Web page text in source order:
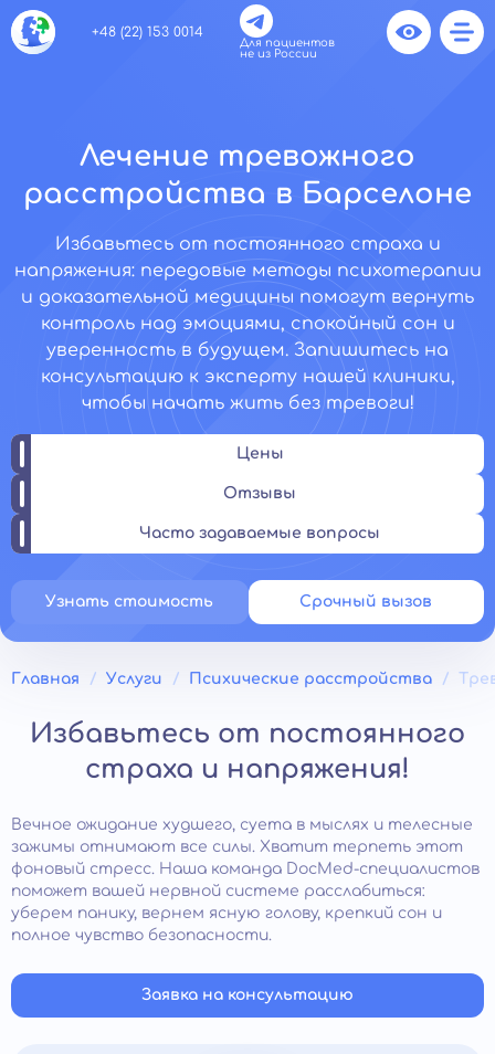
+48 (22) 153 0014
Для пациентов
не из России
Лечение тревожного
расстройства в Барселоне
Избавьтесь от постоянного страха и
напряжения: передовые методы психотерапии
и доказательной медицины помогут вернуть
контроль над эмоциями, спокойный сон и
уверенность в будущем. Запишитесь на
консультацию к эксперту нашей клиники,
чтобы начать жить без тревоги!
Цены
Отзывы
Часто задаваемые вопросы
Узнать стоимость Срочный вызов
Главная Услуги Психические расстройства
Избавьтесь от постоянного
страха и напряжения!
Вечное ожидание худшего, суета в мыслях и телесные
зажимы отнимают все силы. Хватит терпеть этот
фоновый стресс. Наша команда DocMed-специалистов
поможет вашей нервной системе расслабиться:
уберем панику, вернем ясную голову, крепкий сон и
полное чувство безопасности.
Заявка на консультацию